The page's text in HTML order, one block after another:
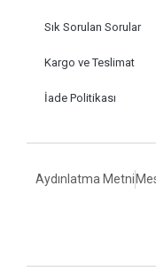
Sık Sorulan Sorular
Kargo ve Teslimat
İade Politikası
Aydınlatma Metni